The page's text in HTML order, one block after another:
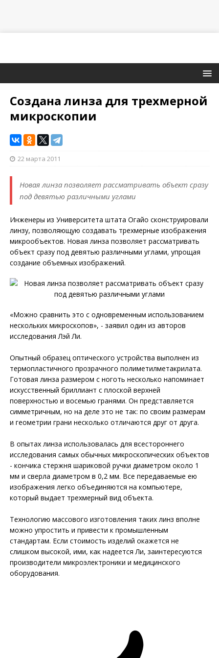
Создана линза для трехмерной
микроскопии
22 марта 2011
Новая линза позволяет рассматривать объект сразу
под девятью различными углами
Инженеры из Университета штата Огайо сконструировали
линзу, позволяющую создавать трехмерные изображения
микрообъектов. Новая линза позволяет рассматривать
объект сразу под девятью различными углами, упрощая
создание объемных изображений.
«Можно сравнить это с одновременным использованием
нескольких микроскопов», - заявил один из авторов
исследования Лэй Ли.
Опытный образец оптического устройства выполнен из
термопластичного прозрачного полиметилметакрилата.
Готовая линза размером с ноготь несколько напоминает
искусственный бриллиант с плоской верхней
поверхностью и восемью гранями. Он представляется
симметричным, но на деле это не так: по своим размерам
и геометрии грани несколько отличаются друг от друга.
В опытах линза использовалась для всестороннего
исследования самых обычных микроскопических объектов
- кончика стержня шариковой ручки диаметром около 1
мм и сверла диаметром в 0,2 мм. Все передаваемые ею
изображения легко объединяются на компьютере,
который выдает трехмерный вид объекта.
Технологию массового изготовления таких линз вполне
можно упростить и привести к промышленным
стандартам. Если стоимость изделий окажется не
слишком высокой, ими, как надеется Ли, заинтересуются
производители микроэлектроники и медицинского
оборудования.